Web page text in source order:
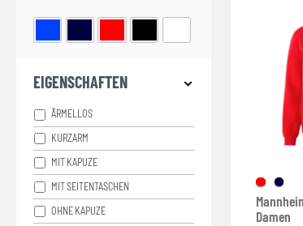
EIGENSCHAFTEN
ÄRMELLOS
KURZARM
MIT KAPUZE
MIT SEITENTASCHEN
OHNE KAPUZE
Damen